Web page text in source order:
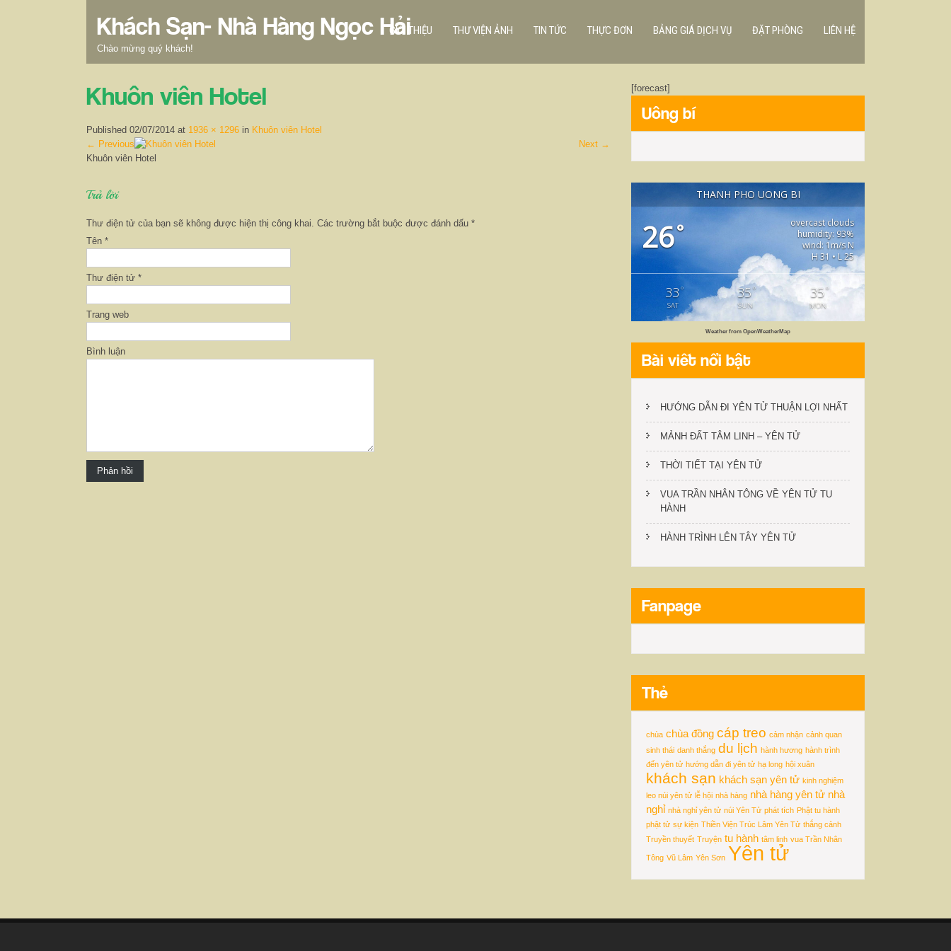
Khách Sạn- Nhà Hàng Ngọc Hải
Chào mừng quý khách!
GIỚI THIỆU THƯ VIỆN ẢNH TIN TỨC THỰC ĐƠN BẢNG GIÁ DỊCH VỤ ĐẶT PHÒNG LIÊN HỆ
Khuôn viên Hotel
Published 02/07/2014 at 1936 × 1296 in Khuôn viên Hotel
← Previous Next →
Khuôn viên Hotel
Trả lời
Thư điện tử của bạn sẽ không được hiện thị công khai. Các trường bắt buộc được đánh dấu *
Tên *
Thư điện tử *
Trang web
Bình luận
[forecast]
Uông bí
THANH PHO UONG BI
26°
overcast clouds
humidity: 93%
wind: 1m/s N
H 31 • L 25
33°
SAT
35°
SUN
35°
MON
Weather from OpenWeatherMap
Bài viết nổi bật
HƯỚNG DẪN ĐI YÊN TỬ THUẬN LỢI NHẤT
MẢNH ĐẤT TÂM LINH – YÊN TỬ
THỜI TIẾT TẠI YÊN TỬ
VUA TRẦN NHÂN TÔNG VỀ YÊN TỬ TU
HÀNH
HÀNH TRÌNH LÊN TÂY YÊN TỬ
Fanpage
Thẻ
chùa chùa đồng cáp treo cảm nhận cảnh quan
sinh thái danh thắng du lịch hành hương hành trình
đến yên tử hướng dẫn đi yên tử hạ long hội xuân
khách sạn khách sạn yên tử kinh nghiệm
leo núi yên tử lễ hội nhà hàng nhà hàng yên tử nhà
nghỉ nhà nghỉ yên tử núi Yên Tử phát tích Phật tu hành
phật tử sự kiện Thiền Viện Trúc Lâm Yên Tử thắng cảnh
Truyền thuyết Truyện tu hành tâm linh vua Trần Nhân
Tông Vũ Lâm Yên Sơn Yên tử